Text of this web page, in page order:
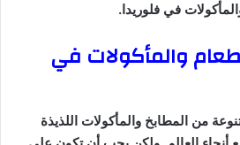
في فلوريدا.
والمأكولات في
من المطابخ والمأكولات اللذيذة